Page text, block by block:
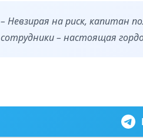
– Невзирая на риск, капитан
сотрудники – настоящая